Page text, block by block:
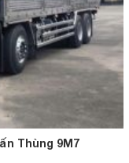
Thùng 9M7